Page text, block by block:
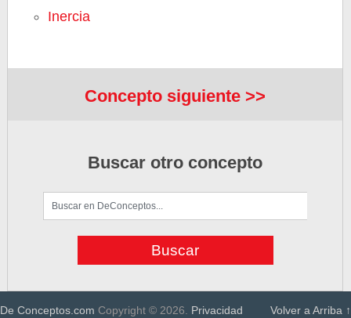
Inercia
Concepto siguiente >>
Buscar otro concepto
De Conceptos.com Copyright © 2026. Privacidad Volver a Arriba ↑